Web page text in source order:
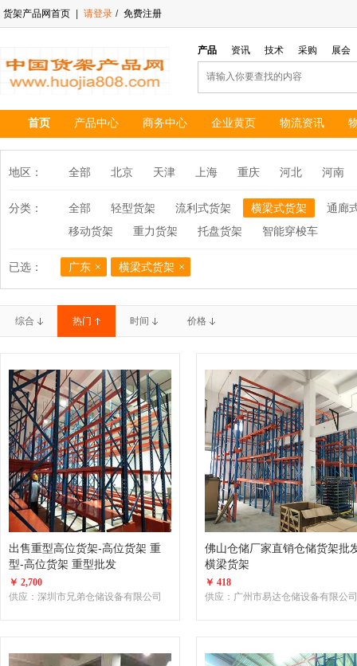
货架产品网首页 请登录 / 免费注册
产品 资讯 技术 采购 展会
首页 产品中心 商务中心 企业黄页 物流资讯
地区： 全部 北京 天津 上海 重庆 河北 河南
分类： 全部 轻型货架 流利式货架 横梁式货架
通廊
移动货架
重力货架 托盘货架 智能穿梭车
已选： 广东 横梁式货架
综合 热门 时间 价格
出售重型高位货架-高位货架 重
型-高位货架 重型批发
￥ 2,700
供应：深圳市兄弟仓储设备有限公司
佛山仓储厂家直销仓储货架批
横梁货架
￥ 418
供应：广州市易达仓储设备有限公司